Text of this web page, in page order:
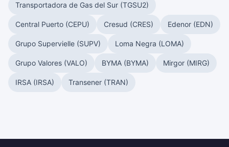
Transportadora de Gas del Sur (TGSU2)
Central Puerto (CEPU) Cresud (CRES) Edenor (EDN)
Grupo Supervielle (SUPV) Loma Negra (LOMA)
Grupo Valores (VALO) BYMA (BYMA) Mirgor (MIRG)
IRSA (IRSA) Transener (TRAN)